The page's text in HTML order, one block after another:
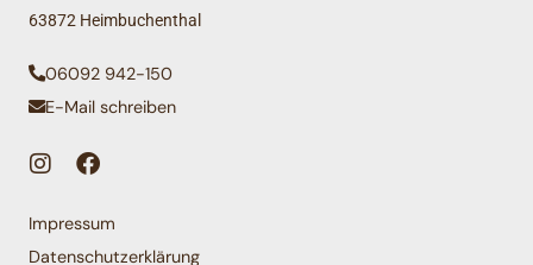
63872 Heimbuchenthal
06092 942-150
E-Mail schreiben
Impressum
Datenschutzerklärung